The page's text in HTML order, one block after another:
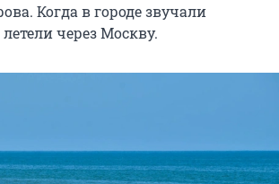
Когда в городе звучали
через Москву.